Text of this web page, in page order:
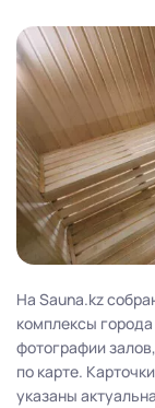
На Sauna.kz
комплексы
фотографии
по карте.
указаны